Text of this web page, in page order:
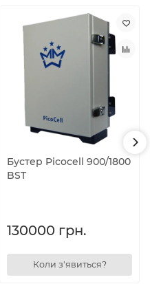
Бустер Picocell 900/1800
BST
130000 грн.
Коли з'явиться?